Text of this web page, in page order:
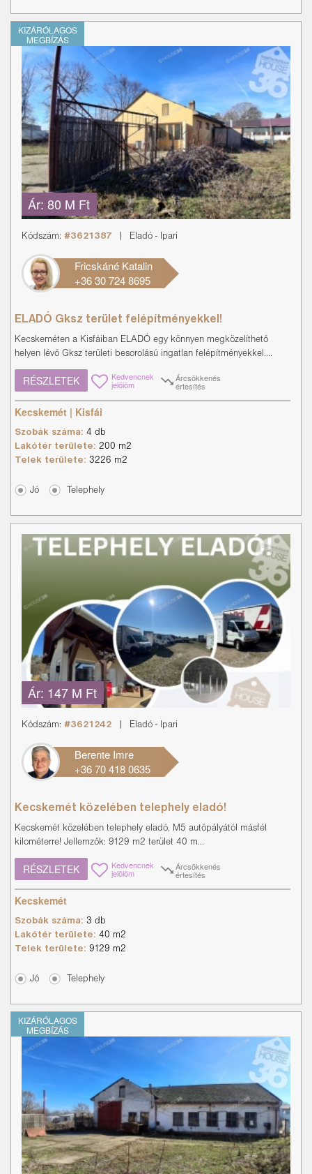
KIZÁRÓLAGOS
MEGBÍZÁS
Ár: 80 M Ft
Kódszám: #3621387 Eladó - Ipari
Fricskáné Katalin
+36 30 724 8695
ELADÓ Gksz terület felépítményekkel!
Kecskeméten a Kisfáiban ELADÓ egy könnyen megközelíthető
helyen lévő Gksz területi besorolású ingatlan felépítményekkel....
RÉSZLETEK Kedvencnek
jelölöm
Árcsökkenés
értesítés
Kecskemét | Kisfái
Szobák száma: 4 db
Lakótér területe: 200 m2
Telek területe: 3226 m2
Jó Telephely
Ár: 147 M Ft
Kódszám: #3621242 Eladó - Ipari
Berente Imre
+36 70 418 0635
Kecskemét közelében telephely eladó!
Kecskemét közelében telephely eladó, M5 autópályától másfél
kilométerre! Jellemzők: 9129 m2 terület 40 m...
RÉSZLETEK Kedvencnek
jelölöm
Árcsökkenés
értesítés
Kecskemét
Szobák száma: 3 db
Lakótér területe: 40 m2
Telek területe: 9129 m2
Jó Telephely
KIZÁRÓLAGOS
MEGBÍZÁS